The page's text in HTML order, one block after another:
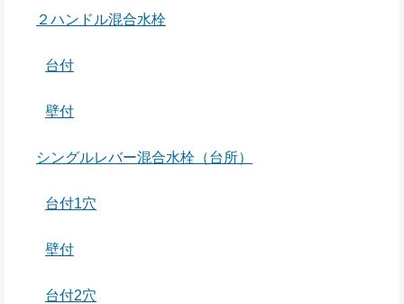
２ハンドル混合水栓
台付
壁付
シングルレバー混合水栓（台所）
台付1穴
壁付
台付2穴